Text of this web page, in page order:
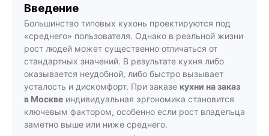
Введение
Большинство типовых кухонь проектируются под
«среднего» пользователя. Однако в реальной жизни
рост людей может существенно отличаться от
стандартных значений. В результате кухня либо
оказывается неудобной, либо быстро вызывает
усталость и дискомфорт. При заказе кухни на заказ
в Москве индивидуальная эргономика становится
ключевым фактором, особенно если рост владельца
заметно выше или ниже среднего.